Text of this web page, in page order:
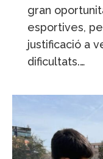
gran
esportives,
justificació a
dificultats.…